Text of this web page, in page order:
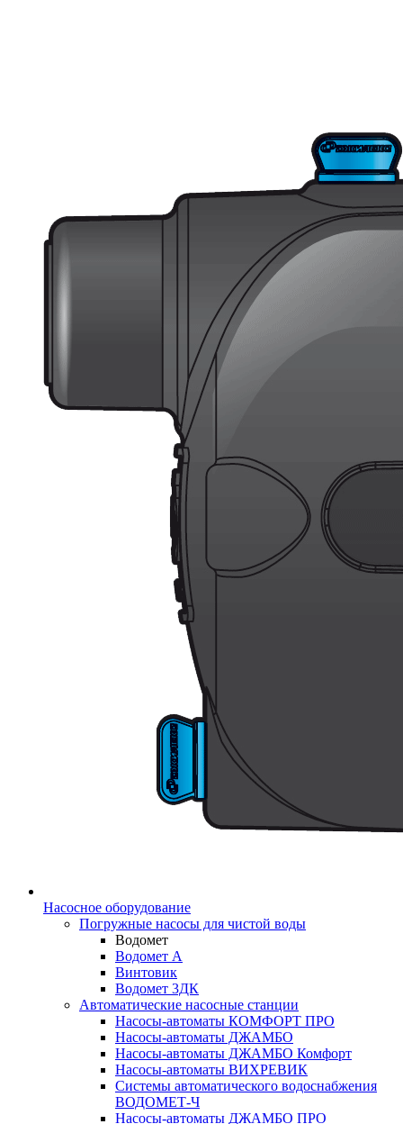
Насосное оборудование
Погружные насосы для чистой воды
Водомет
Водомет А
Винтовик
Водомет 3ДК
Автоматические насосные станции
Насосы-автоматы КОМФОРТ ПРО
Насосы-автоматы ДЖАМБО
Насосы-автоматы ДЖАМБО Комфорт
Насосы-автоматы ВИХРЕВИК
Системы автоматического водоснабжения
ВОДОМЕТ-Ч
Насосы-автоматы ДЖАМБО ПРО